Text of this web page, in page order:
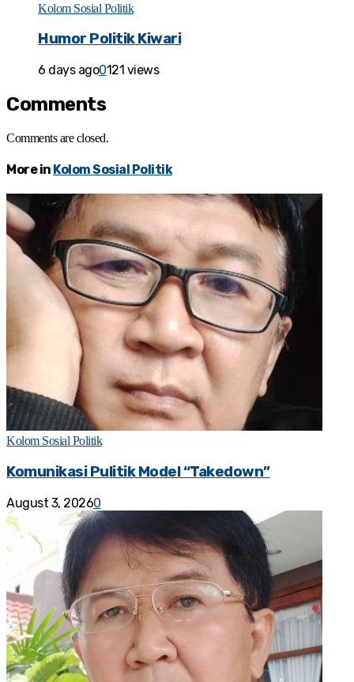
Kolom Sosial Politik
Humor Politik Kiwari
6 days ago0121 views
Comments
Comments are closed.
More in Kolom Sosial Politik
Kolom Sosial Politik
Komunikasi Pulitik Model “Takedown”
August 3, 20260